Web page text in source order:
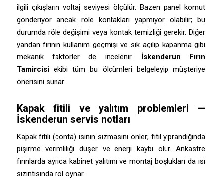
ilgili çıkışların voltaj seviyesi ölçülür. Bazen panel komut
gönderiyor ancak röle kontakları yapmıyor olabilir; bu
durumda röle değişimi veya kontak temizliği gerekir. Diğer
yandan fırının kullanım geçmişi ve sık açılıp kapanma gibi
mekanik faktörler de incelenir. İskenderun Fırın
Tamircisiekibi tüm bu ölçümleri belgeleyip müşteriye
önerisini sunar.
Kapak fitili ve yalıtım problemleri —
İskenderun servis notları
Kapak fitili (conta) ısının sızmasını önler; fitil yıprandığında
pişirme verimliliği düşer ve enerji kaybı olur. Ankastre
fırınlarda ayrıca kabinet yalıtımı ve montaj boşlukları da ısı
sızıntısında rol oynar.